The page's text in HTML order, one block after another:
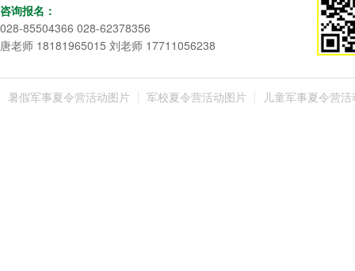
咨询报名：
028-85504366 028-62378356
唐老师 18181965015 刘老师 17711056238
暑假军事夏令营活动图片 军校夏令营活动图片 儿童军事夏令营